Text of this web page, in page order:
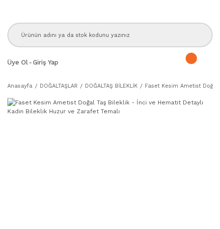
Üye Ol - Giriş Yap
Anasayfa DOĞALTAŞLAR DOĞALTAŞ BİLEKLİK Faset Kesim Ametist